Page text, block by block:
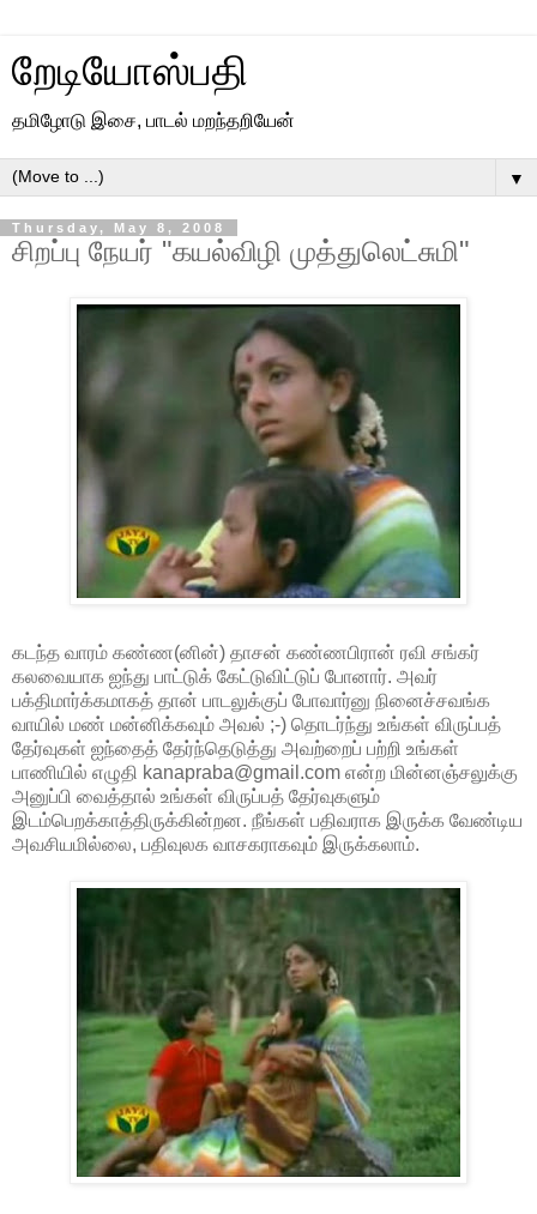
றேடியோஸ்பதி
தமிழோடு இசை, பாடல் மறந்தறியேன்
▼
Thursday, May 8, 2008
சிறப்பு நேயர் "கயல்விழி முத்துலெட்சுமி"
கடந்த வாரம் கண்ண(னின்) தாசன் கண்ணபிரான் ரவி சங்கர்
கலவையாக ஐந்து பாட்டுக் கேட்டுவிட்டுப் போனார். அவர்
பக்திமார்க்கமாகத் தான் பாடலுக்குப் போவார்னு நினைச்சவங்க
வாயில் மண் மன்னிக்கவும் அவல் ;-) தொடர்ந்து உங்கள் விருப்பத்
தேர்வுகள் ஐந்தைத் தேர்ந்தெடுத்து அவற்றைப் பற்றி உங்கள்
பாணியில் எழுதி kanapraba@gmail.com என்ற மின்னஞ்சலுக்கு
அனுப்பி வைத்தால் உங்கள் விருப்பத் தேர்வுகளும்
இடம்பெறக்காத்திருக்கின்றன. நீங்கள் பதிவராக இருக்க வேண்டிய
அவசியமில்லை, பதிவுலக வாசகராகவும் இருக்கலாம்.